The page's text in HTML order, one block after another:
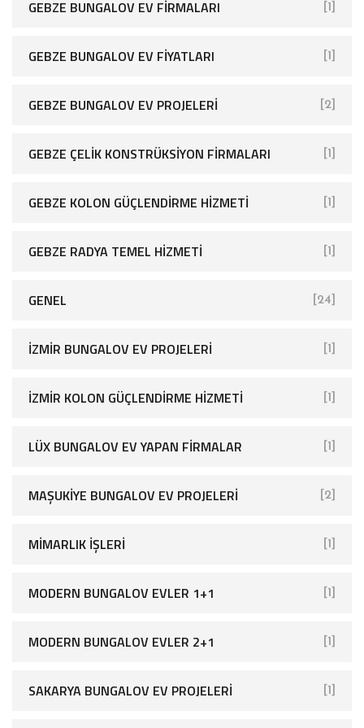
GEBZE BUNGALOV EV FIRMALARI [1]
GEBZE BUNGALOV EV FIYATLARI [1]
GEBZE BUNGALOV EV PROJELERI [2]
GEBZE ÇELIK KONSTRÜKSIYON FIRMALARI [1]
GEBZE KOLON GÜÇLENDIRME HIZMETI [1]
GEBZE RADYA TEMEL HIZMETI [1]
GENEL [24]
İZMIR BUNGALOV EV PROJELERI [1]
İZMIR KOLON GÜÇLENDIRME HIZMETI [1]
LÜX BUNGALOV EV YAPAN FIRMALAR [1]
MAŞUKIYE BUNGALOV EV PROJELERI [2]
MIMARLIK İŞLERI [1]
MODERN BUNGALOV EVLER 1+1 [1]
MODERN BUNGALOV EVLER 2+1 [1]
SAKARYA BUNGALOV EV PROJELERI [1]